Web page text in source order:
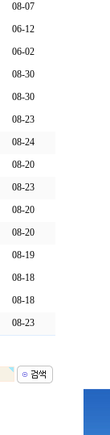
08-07
06-12
06-02
08-30
08-30
08-23
08-24
08-20
08-23
08-20
08-20
08-19
08-18
08-18
08-23